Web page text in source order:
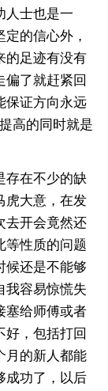
人士也是一
的信心外，
的足迹有没有
偏了就赶紧回
保证方向永远
高的同时就是
存在不少的缺
虎大意，在发
去开会竟然还
等性质的问题
候还是不能够
我容易惊慌失
塞给师傅或者
好，包括打回
月的新人都能
成功了，以后